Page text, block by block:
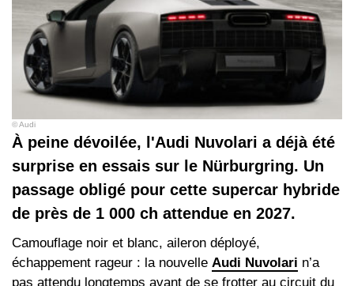
© Audi
À peine dévoilée, l'Audi Nuvolari a déjà été
surprise en essais sur le Nürburgring. Un
passage obligé pour cette supercar hybride
de près de 1 000 ch attendue en 2027.
Camouflage noir et blanc, aileron déployé,
échappement rageur : la nouvelle Audi Nuvolari n’a
pas attendu longtemps avant de se frotter au circuit du